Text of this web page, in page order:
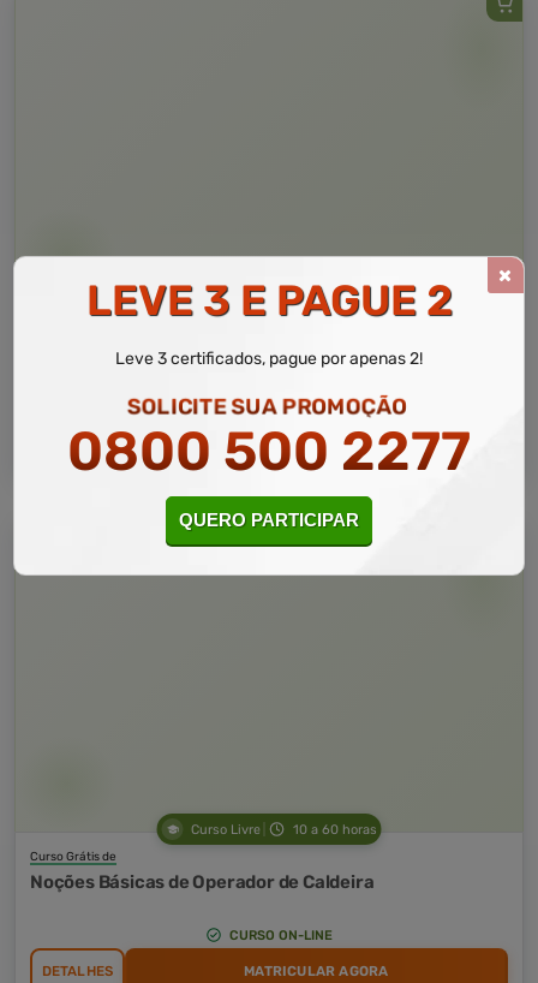
Curso Livre 10 a 40 horas
Operador de Empilhadeira Retrátil
CURSO ON-LINE
DETALHES MATRICULAR AGORA
Curso Livre 10 a 60 horas
Curso Grátis de
Noções Básicas de Operador de Caldeira
CURSO ON-LINE
DETALHES MATRICULAR AGORA
LEVE 3 E PAGUE 2
Leve 3 certificados, pague por apenas 2!
SOLICITE SUA PROMOÇÃO
0800 500 2277
QUERO PARTICIPAR